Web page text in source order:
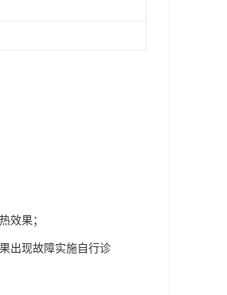
效果；
出现故障实施自行诊